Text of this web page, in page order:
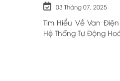
03 Tháng 07, 2025
Tìm Hiểu Về Van
Hệ Thống Tự Động